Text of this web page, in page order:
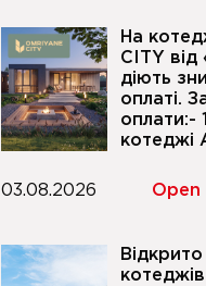
На
CITY
діють
оплаті.
оплати:-
котеджі
03.08.2026 Open